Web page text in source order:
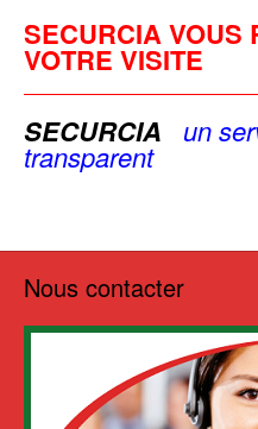
SECURCIA VOUS
VOTRE VISITE
SECURCIA
un
transparent
Nous contacter